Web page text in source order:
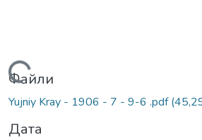
Вантажиться...
Файли
Yujniy Kray - 1906 - 7 - 9-6 .pdf
Дата